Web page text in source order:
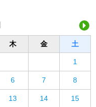
木 金 土
1
6 7 8
13 14 15